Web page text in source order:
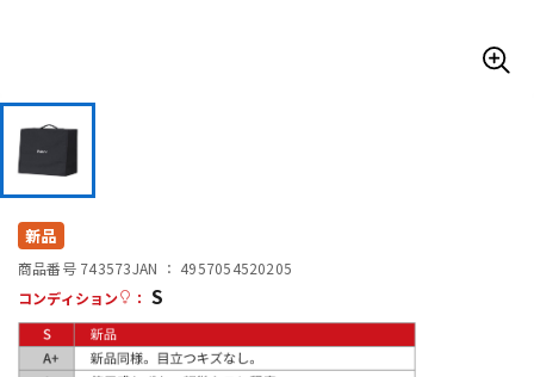
配信/ライブ機器
新品
商品番号 743573JAN ： 4957054520205
コンディション
： S